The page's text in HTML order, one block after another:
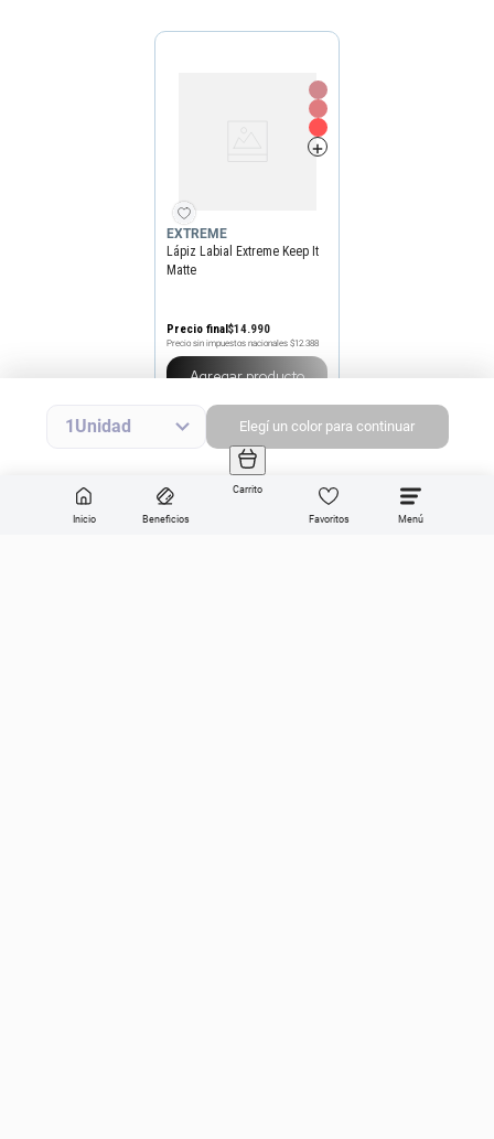
Inicio Beneficios
Carrito
Favoritos
1 Elegí un color para continuar
EXTREME
Lápiz Labial Extreme Keep It
Matte
Precio final$14.990
Precio sin impuestos nacionales $12.388
Elegircolor